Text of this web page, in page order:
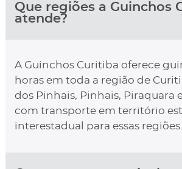
Que regiões a Guinchos
atende?
A Guinchos Curitiba oferece
horas em toda a região de
dos Pinhais, Pinhais, Piraquara
com transporte em território
interestadual para essas regiões.